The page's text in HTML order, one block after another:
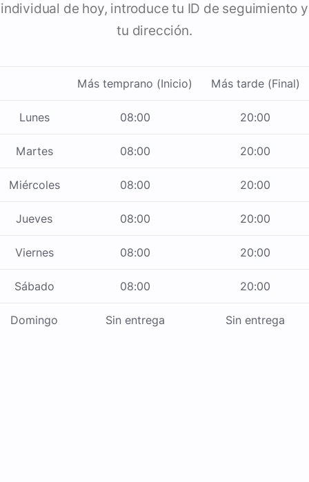
individual de hoy, introduce tu ID de seguimiento y
tu dirección.
Más temprano (Inicio) Más tarde (Final)
Lunes 08:00 20:00
Martes 08:00 20:00
Miércoles 08:00 20:00
Jueves 08:00 20:00
Viernes 08:00 20:00
Sábado 08:00 20:00
Domingo Sin entrega Sin entrega